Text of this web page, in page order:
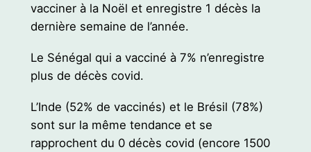
vacciner à la Noël et enregistre 1 décès la
dernière semaine de l’année.
Le Sénégal qui a vacciné à 7% n’enregistre
plus de décès covid.
L’Inde (52% de vaccinés) et le Brésil (78%)
sont sur la même tendance et se
rapprochent du 0 décès covid (encore 1500